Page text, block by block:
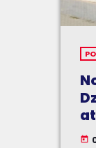
today